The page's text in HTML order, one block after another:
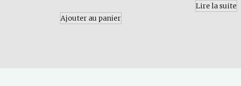
Ajouter au panier
Lire la suite